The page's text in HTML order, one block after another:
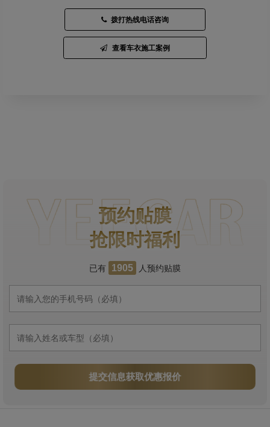
拨打热线电话咨询
查看车衣施工案例
预约贴膜
抢限时福利
已有 1905 人预约贴膜
提交信息获取优惠报价